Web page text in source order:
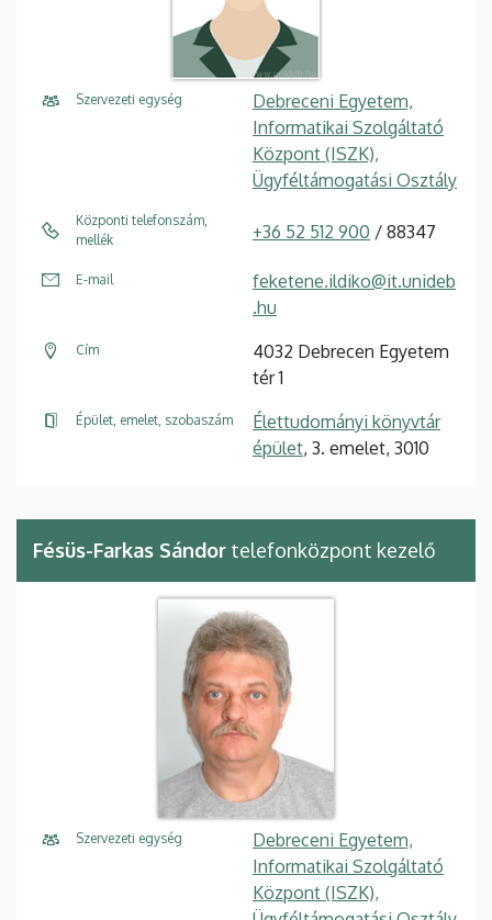
Szervezeti egység
Debreceni Egyetem,
Informatikai Szolgáltató
Központ (ISZK),
Ügyféltámogatási Osztály
Központi telefonszám,
mellék
+36 52 512 900 / 88347
E-mail
feketene.ildiko@it.unideb
.hu
Cím
4032 Debrecen Egyetem
tér 1
Épület, emelet, szobaszám
Élettudományi könyvtár
épület, 3. emelet, 3010
Fésüs-Farkas Sándor telefonközpont kezelő
Szervezeti egység
Debreceni Egyetem,
Informatikai Szolgáltató
Központ (ISZK),